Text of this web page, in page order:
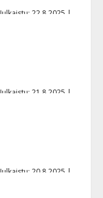
Julkaistu: 22.8.2025 |
Julkaistu: 21.8.2025 |
Julkaistu: 20.8.2025 |